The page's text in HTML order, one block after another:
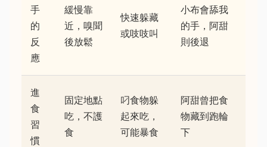
手
的
反
應
緩慢靠
近，嗅聞
後放鬆
快速躲藏
或吱吱叫
小布會舔我
的手，阿甜
則後退
進
食
習
慣
固定地點
吃，不護
食
叼食物躲
起來吃，
可能暴食
阿甜曾把食
物藏到跑輪
下